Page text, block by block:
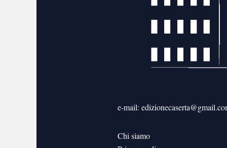
e-mail:
Chi siamo